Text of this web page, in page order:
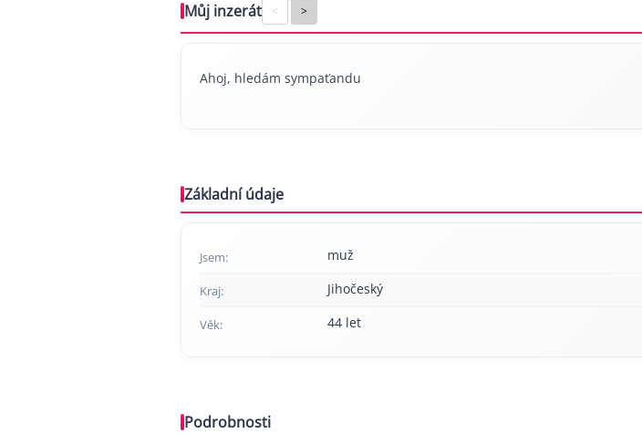
Můj inzerát < >
Ahoj, hledám sympaťandu
Základní údaje
Jsem: muž
Kraj: Jihočeský
Věk: 44 let
Podrobnosti